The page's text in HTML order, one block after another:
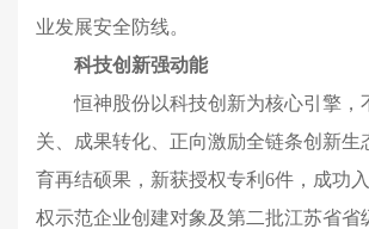
业发展安全防线。
科技创新强动能
恒神股份以科技创新为核心引擎，
关、成果转化、正向激励全链条创新生
育再结硕果，新获授权专利6件，成功
权示范企业创建对象及第二批江苏省省